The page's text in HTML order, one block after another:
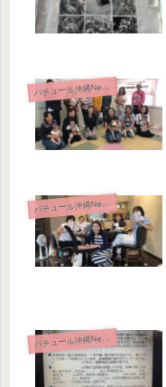
パ
チュール沖縄News
パ
チュール沖縄News
パ
チュール沖縄News